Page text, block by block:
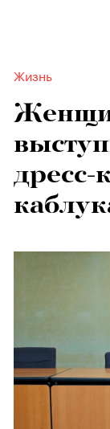
Жизнь
дресс-